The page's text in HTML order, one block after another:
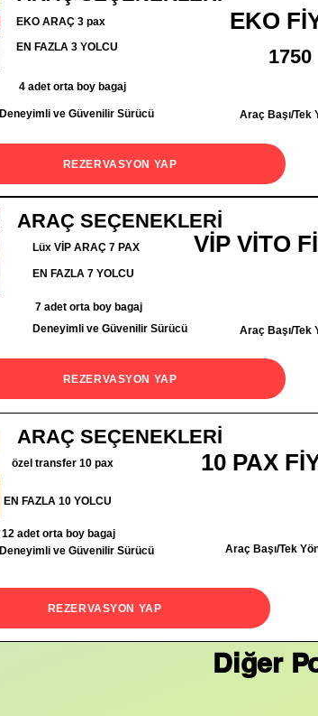
EKO ARAÇ 3 pax EKO
EN FAZLA 3 YOLCU 1750
4 adet orta boy bagaj
Deneyimli ve Güvenilir Sürücü Araç Başı/Tek
REZERVASYON YAP
ARAÇ SEÇENEKLERİ
Lüx VİP ARAÇ 7 PAX VİP VİTO
EN FAZLA 7 YOLCU
7 adet orta boy bagaj
Deneyimli ve Güvenilir Sürücü Araç Başı/Tek
REZERVASYON YAP
ARAÇ SEÇENEKLERİ
özel transfer 10 pax 10 PAX
EN FAZLA 10 YOLCU
12 adet orta boy bagaj
Deneyimli ve Güvenilir Sürücü Araç Başı/Tek
REZERVASYON YAP
Diğer